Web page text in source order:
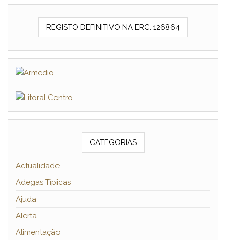
REGISTO DEFINITIVO NA ERC: 126864
CATEGORIAS
Actualidade
Adegas Típicas
Ajuda
Alerta
Alimentação